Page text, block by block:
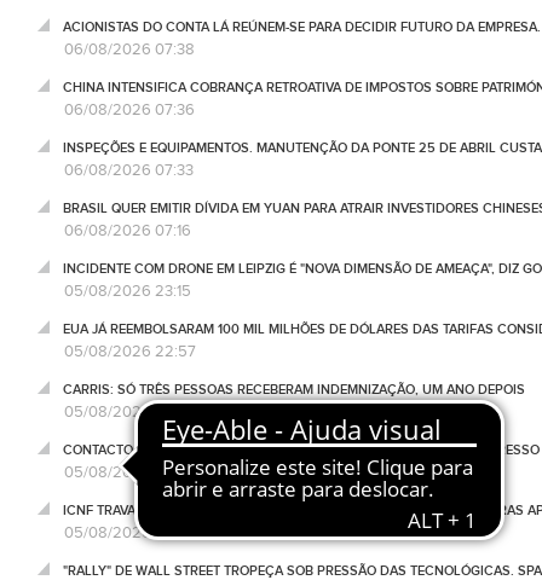
ACIONISTAS DO CONTA LÁ REÚNEM-SE PARA DECIDIR FUTURO DA
06/08/2026 07:38
CHINA INTENSIFICA COBRANÇA RETROATIVA DE IMPOSTOS SOBRE
06/08/2026 07:36
INSPEÇÕES E EQUIPAMENTOS. MANUTENÇÃO DA PONTE 25 DE ABRIL
06/08/2026 07:33
BRASIL QUER EMITIR DÍVIDA EM YUAN PARA ATRAIR INVESTIDORES
06/08/2026 07:16
INCIDENTE COM DRONE EM LEIPZIG É "NOVA DIMENSÃO DE AMEAÇA", DIZ
05/08/2026 23:15
EUA JÁ REEMBOLSARAM 100 MIL MILHÕES DE DÓLARES DAS TARIFAS
05/08/2026 22:57
CARRIS: SÓ TRÊS PESSOAS RECEBERAM INDEMNIZAÇÃO, UM ANO DEPOIS
05/08/2026 22:47
CONTACTO COM LÍDER SUPREMO É "MUITO DIFÍCIL". IRÃO AVALIA
05/08/2026 22:27
ICNF TRAVA A VOLTA A PORTUGAL NA MATA DE ALBERGARIA COM REGRAS
05/08/2026 21:53
"RALLY" DE WALL STREET TROPEÇA SOB PRESSÃO DAS TECNOLÓGICAS.